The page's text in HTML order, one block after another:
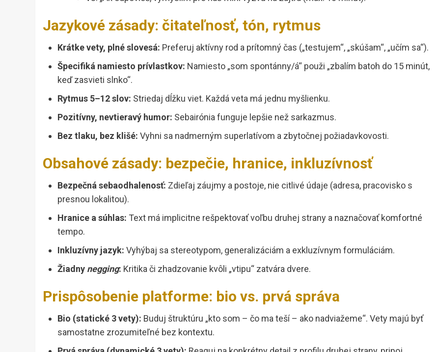
Jazykové zásady: čitateľnosť, tón, rytmus
Krátke vety, plné slovesá: Preferuj aktívny rod a prítomný čas („testujem“, „skúšam“, „učím sa“).
Špecifiká namiesto prívlastkov: Namiesto „som spontánny/á“ použi „zbalím batoh do 15 minút,
keď zasvieti slnko“.
Rytmus 5–12 slov: Striedaj dĺžku viet. Každá veta má jednu myšlienku.
Pozitívny, nevtieravý humor: Sebairónia funguje lepšie než sarkazmus.
Bez tlaku, bez klišé: Vyhni sa nadmerným superlatívom a zbytočnej požiadavkovosti.
Obsahové zásady: bezpečie, hranice, inkluzívnosť
Bezpečná sebaodhalenosť: Zdieľaj záujmy a postoje, nie citlivé údaje (adresa, pracovisko s
presnou lokalitou).
Hranice a súhlas: Text má implicitne rešpektovať voľbu druhej strany a naznačovať komfortné
tempo.
Inkluzívny jazyk: Vyhýbaj sa stereotypom, generalizáciám a exkluzívnym formuláciám.
Žiadny negging: Kritika či zhadzovanie kvôli „vtipu“ zatvára dvere.
Prispôsobenie platforme: bio vs. prvá správa
Bio (statické 3 vety): Buduj štruktúru „kto som – čo ma teší – ako nadviažeme“. Vety majú byť
samostatne zrozumiteľné bez kontextu.